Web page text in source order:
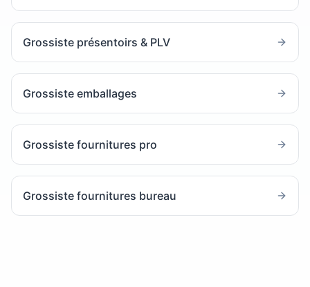
Grossiste présentoirs & PLV
Grossiste emballages
Grossiste fournitures pro
Grossiste fournitures bureau